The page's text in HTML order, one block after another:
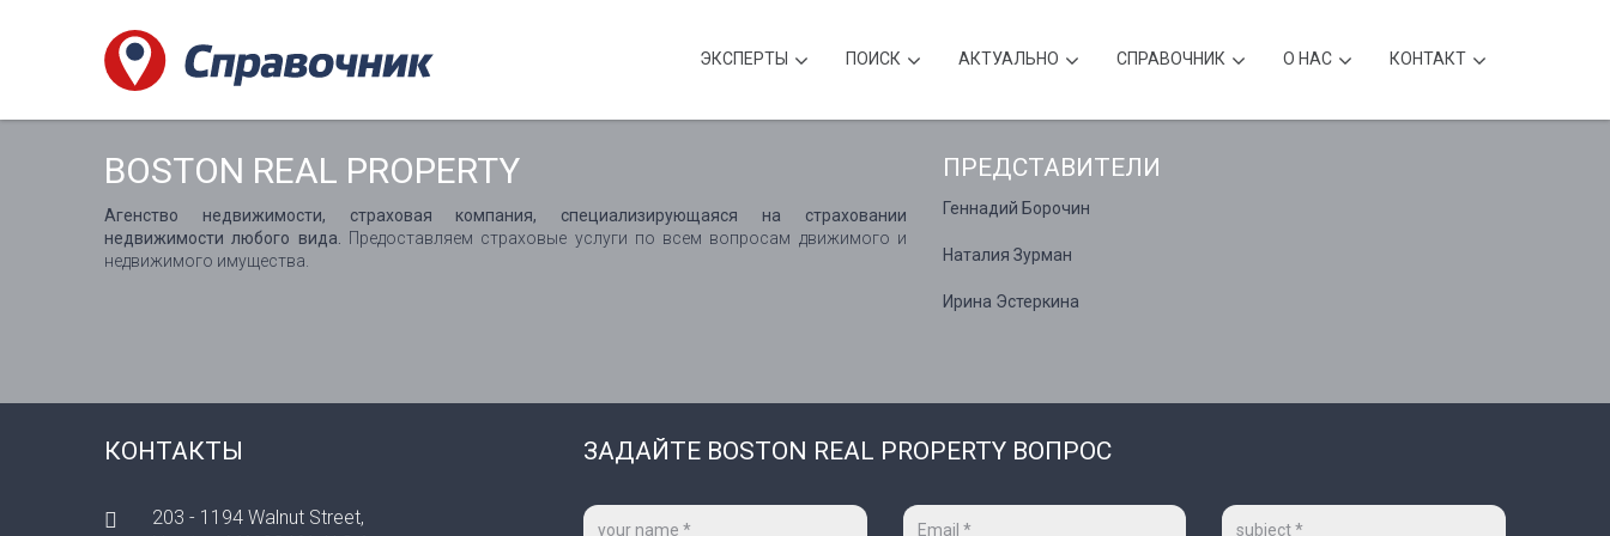
ЭКСПЕРТЫ ПОИСК АКТУАЛЬНО CПРАВОЧНИК О НАС КОНТАКТ
BOSTON REAL PROPERTY
Агенство недвижимости, страховая компания, специализирующаяся на страховании
недвижимости любого вида.
Предоставляем страховые услуги по всем вопросам движимого и
недвижимого имущества.
ПРЕДСТАВИТЕЛИ
Геннадий Борочин
Наталия Зурман
Ирина Эстеркина
КОНТАКТЫ
203 - 1194 Walnut Street,
ЗАДАЙТЕ BOSTON REAL PROPERTY ВОПРОС
Ваше
Ваш
Тема